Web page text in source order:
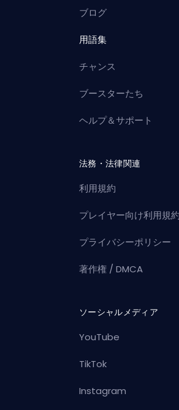
ブログ
用語集
チャンス
ブースターたち
ヘルプ＆サポート
法務・法律関連
利用規約
プレイヤー向け利用規
プライバシーポリシー
著作権 / DMCA
ソーシャルメディア
YouTube
TikTok
Instagram